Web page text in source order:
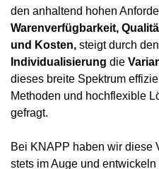
den anhaltend hohen
Warenverfügbarkeit,
und Kosten, steigt durch den
Individualisierung die
dieses breite Spektrum
Methoden und hochflexible
gefragt.
Bei KNAPP haben wir diese
stets im Auge und entwickeln